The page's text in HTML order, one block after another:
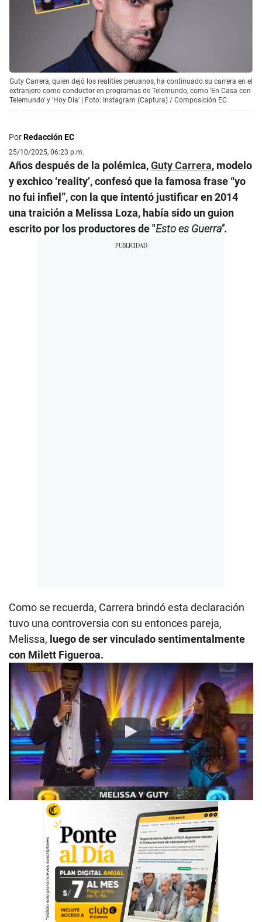
Guty Carrera, quien dejó los realities peruanos, ha continuado su carrera en el
extranjero como conductor en programas de Telemundo, como 'En Casa con
Telemundo' y 'Hoy Día' | Foto: Instagram (Captura) / Composición EC
PorRedacción EC
25/10/2025, 06:23 p.m.
Años después de la polémica,Guty Carrera, modelo
y exchico ‘reality’, confesó que la famosa frase “yo
no fui infiel”, con la que intentó justificar en 2014
una traición a Melissa Loza, había sido un guion
escrito por los productores de "Esto es Guerra".
Como se recuerda, Carrera brindó esta declaración
tuvo una controversia con su entonces pareja,
Melissa, luego de ser vinculado sentimentalmente
con Milett Figueroa.
Play